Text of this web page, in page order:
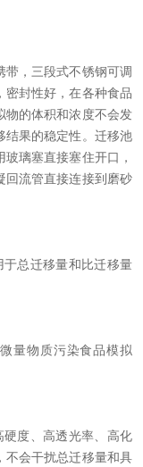
，三段式不锈钢可调
密封性好，在各种食品
物的体积和浓度不会发
结果的稳定性。迁移池
璃塞直接塞住开口，
回流管直接连接到磨砂
总迁移量和比迁移量
量物质污染食品模拟
度、高透光率、高化
不会干扰总迁移量和具